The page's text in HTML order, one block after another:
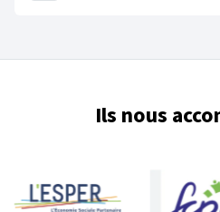
Ils nous